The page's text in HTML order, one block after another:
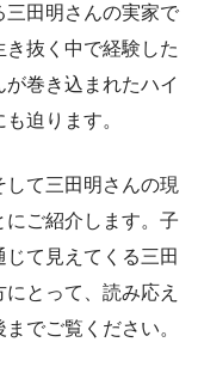
三田明さんの実家で
抜く中で経験した
巻き込まれたハイ
迫ります。
て三田明さんの現
ご紹介します。子
て見えてくる三田
とって、読み応え
でご覧ください。